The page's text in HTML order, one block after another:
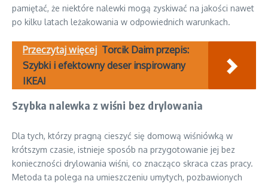
pamiętać, że niektóre nalewki mogą zyskiwać na jakości nawet
po kilku latach leżakowania w odpowiednich warunkach.
Przeczytaj więcej Torcik Daim przepis:
Szybki i efektowny deser inspirowany
IKEA!
Szybka nalewka z wiśni bez drylowania
Dla tych, którzy pragną cieszyć się domową wiśniówką w
krótszym czasie, istnieje sposób na przygotowanie jej bez
konieczności drylowania wiśni, co znacząco skraca czas pracy.
Metoda ta polega na umieszczeniu umytych, pozbawionych